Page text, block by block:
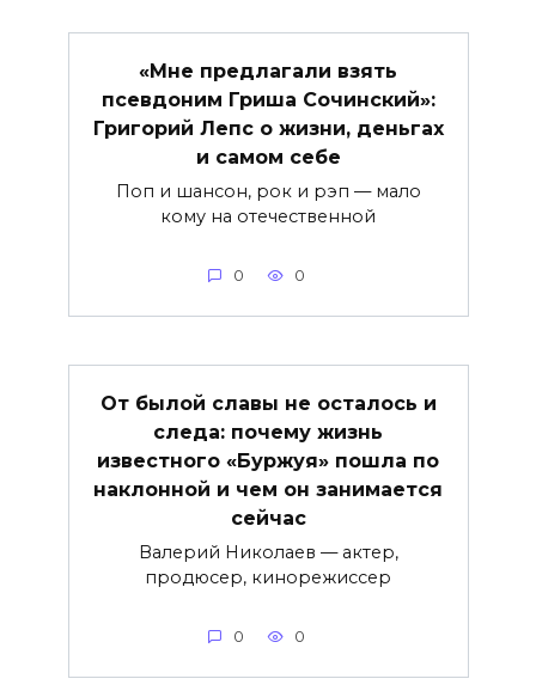
«Мне предлагали взять
псевдоним Гриша Сочинский»:
Григорий Лепс о жизни, деньгах
и самом себе
Поп и шансон, рок и рэп — мало
кому на отечественной
0 0
От былой славы не осталось и
следа: почему жизнь
известного «Буржуя» пошла по
наклонной и чем он занимается
сейчас
Валерий Николаев — актер,
продюсер, кинорежиссер
0 0